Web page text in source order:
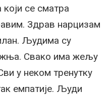
се сматра
Здрав нарцизам
Људима су
Свако има жељу
у неком тренутку
емпатије. Људи